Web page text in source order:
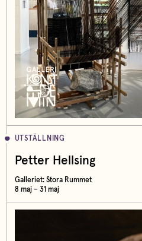
UTSTÄLLNING
Petter Hellsing
Galleriet: Stora Rummet
8 maj – 31 maj